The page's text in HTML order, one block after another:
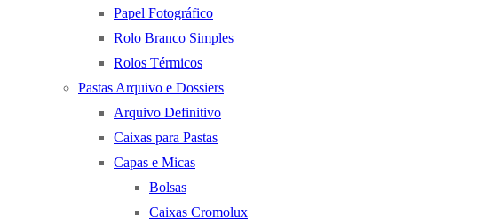
Papel Fotográfico
Rolo Branco Simples
Rolos Térmicos
Pastas Arquivo e Dossiers
Arquivo Definitivo
Caixas para Pastas
Capas e Micas
Bolsas
Caixas Cromolux